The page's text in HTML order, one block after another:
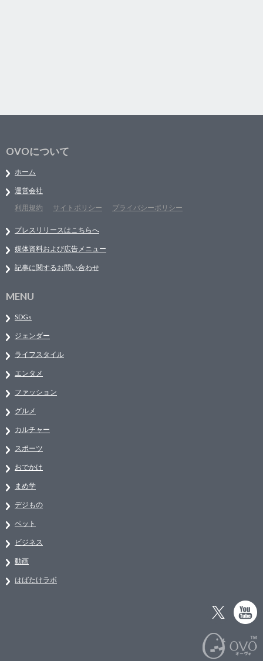
OVOについて
ホーム
運営会社
利用規約
サイトポリシー プライバシーポリシー
プレスリリースはこちらへ
媒体資料および広告メニュー
記事に関するお問い合わせ
MENU
SDGs
ジェンダー
ライフスタイル
エンタメ
ファッション
グルメ
カルチャー
スポーツ
おでかけ
まめ学
デジもの
ペット
ビジネス
動画
はばたけラボ